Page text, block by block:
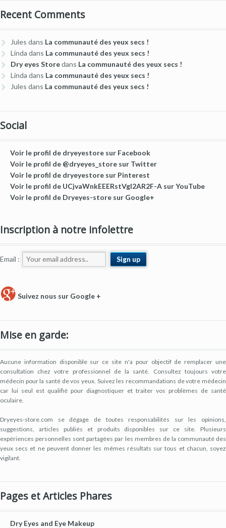
Recent Comments
Jules dans La communauté des yeux secs !
Linda dans La communauté des yeux secs !
Dry eyes Storedans La communauté des yeux secs !
Linda dans La communauté des yeux secs !
Jules dans La communauté des yeux secs !
Social
Voir le profil de dryeyestore sur Facebook
Voir le profil de @dryeyes_store sur Twitter
Voir le profil de dryeyestore sur Pinterest
Voir le profil de UCjvaWnkEEERstVgI2AR2F-A sur YouTube
Voir le profil de Dryeyes-store sur Google+
Inscription à notre infolettre
Email :
Suivez nous sur Google +
Mise en garde:
Aucune information disponible sur ce site n'a pour objectif de remplacer une
consultation chez votre professionnel de la santé. Consultez toujours votre
médecin pour la santé de vos yeux. Suivez les recommandations de votre médecin
car lui seul est qualifié pour diagnostiquer et traiter vos problèmes de santé
oculaire.
Dryeyes-store.com se dégage de toutes responsabilités sur les opinions,
suggestions, articles publiés et produits disponibles sur ce site. Plusieurs
expériences personnelles sont partagées par les membres de la communauté des
yeux secs et ne peuvent donner les mêmes résultats sur tous et chacun, soyez
vigilant.
Pages et Articles Phares
Dry Eyes and Eye Makeup